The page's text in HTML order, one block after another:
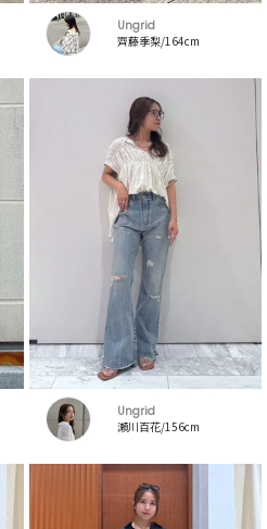
Ungrid
齊藤季梨/164cm
Ungrid
瀬川百花/156cm